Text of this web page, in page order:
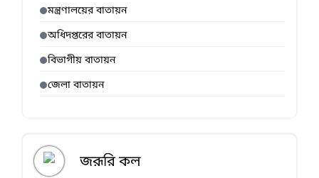
মন্ত্রণালয়ের বাতায়ন
অধিদপ্তরের বাতায়ন
বিভাগীয় বাতায়ন
জেলা বাতায়ন
জরূরি কল